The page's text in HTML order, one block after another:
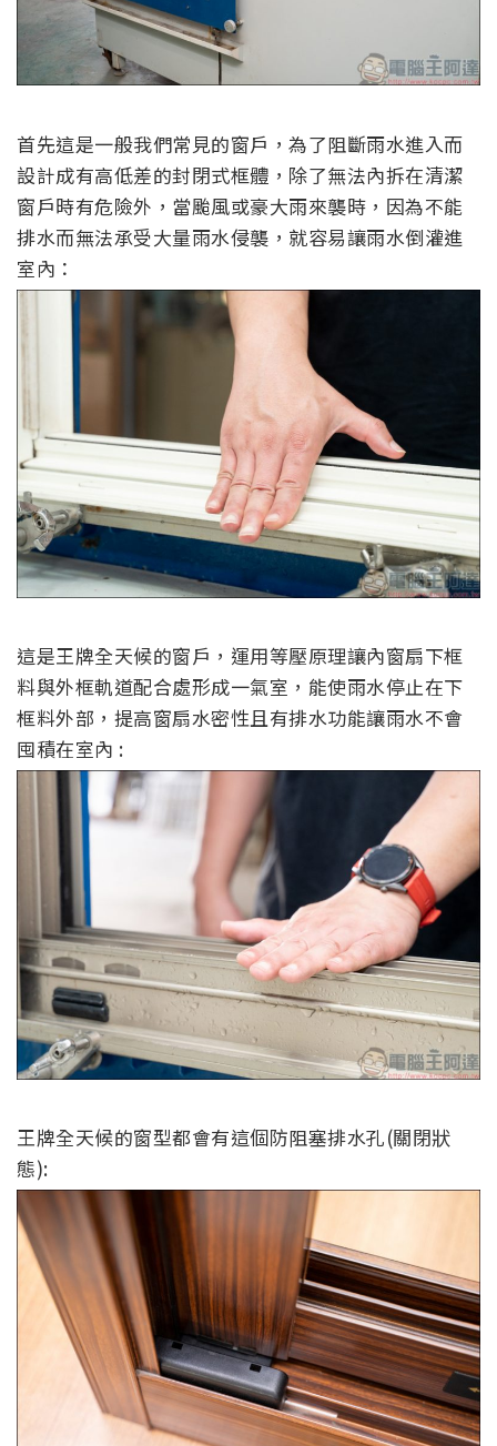
首先這是一般我們常見的窗戶，為了阻斷雨水進入而
設計成有高低差的封閉式框體，除了無法內拆在清潔
窗戶時有危險外，當颱風或豪大雨來襲時，因為不能
排水而無法承受大量雨水侵襲，就容易讓雨水倒灌進
室內：
這是王牌全天候的窗戶，運用等壓原理讓內窗扇下框
料與外框軌道配合處形成一氣室，能使雨水停止在下
框料外部 ， 提高窗扇水密性且有排水功能讓雨水不會
囤積在室內 :
王牌全天候的窗型都會有這個防阻塞排水孔(關閉狀
態):